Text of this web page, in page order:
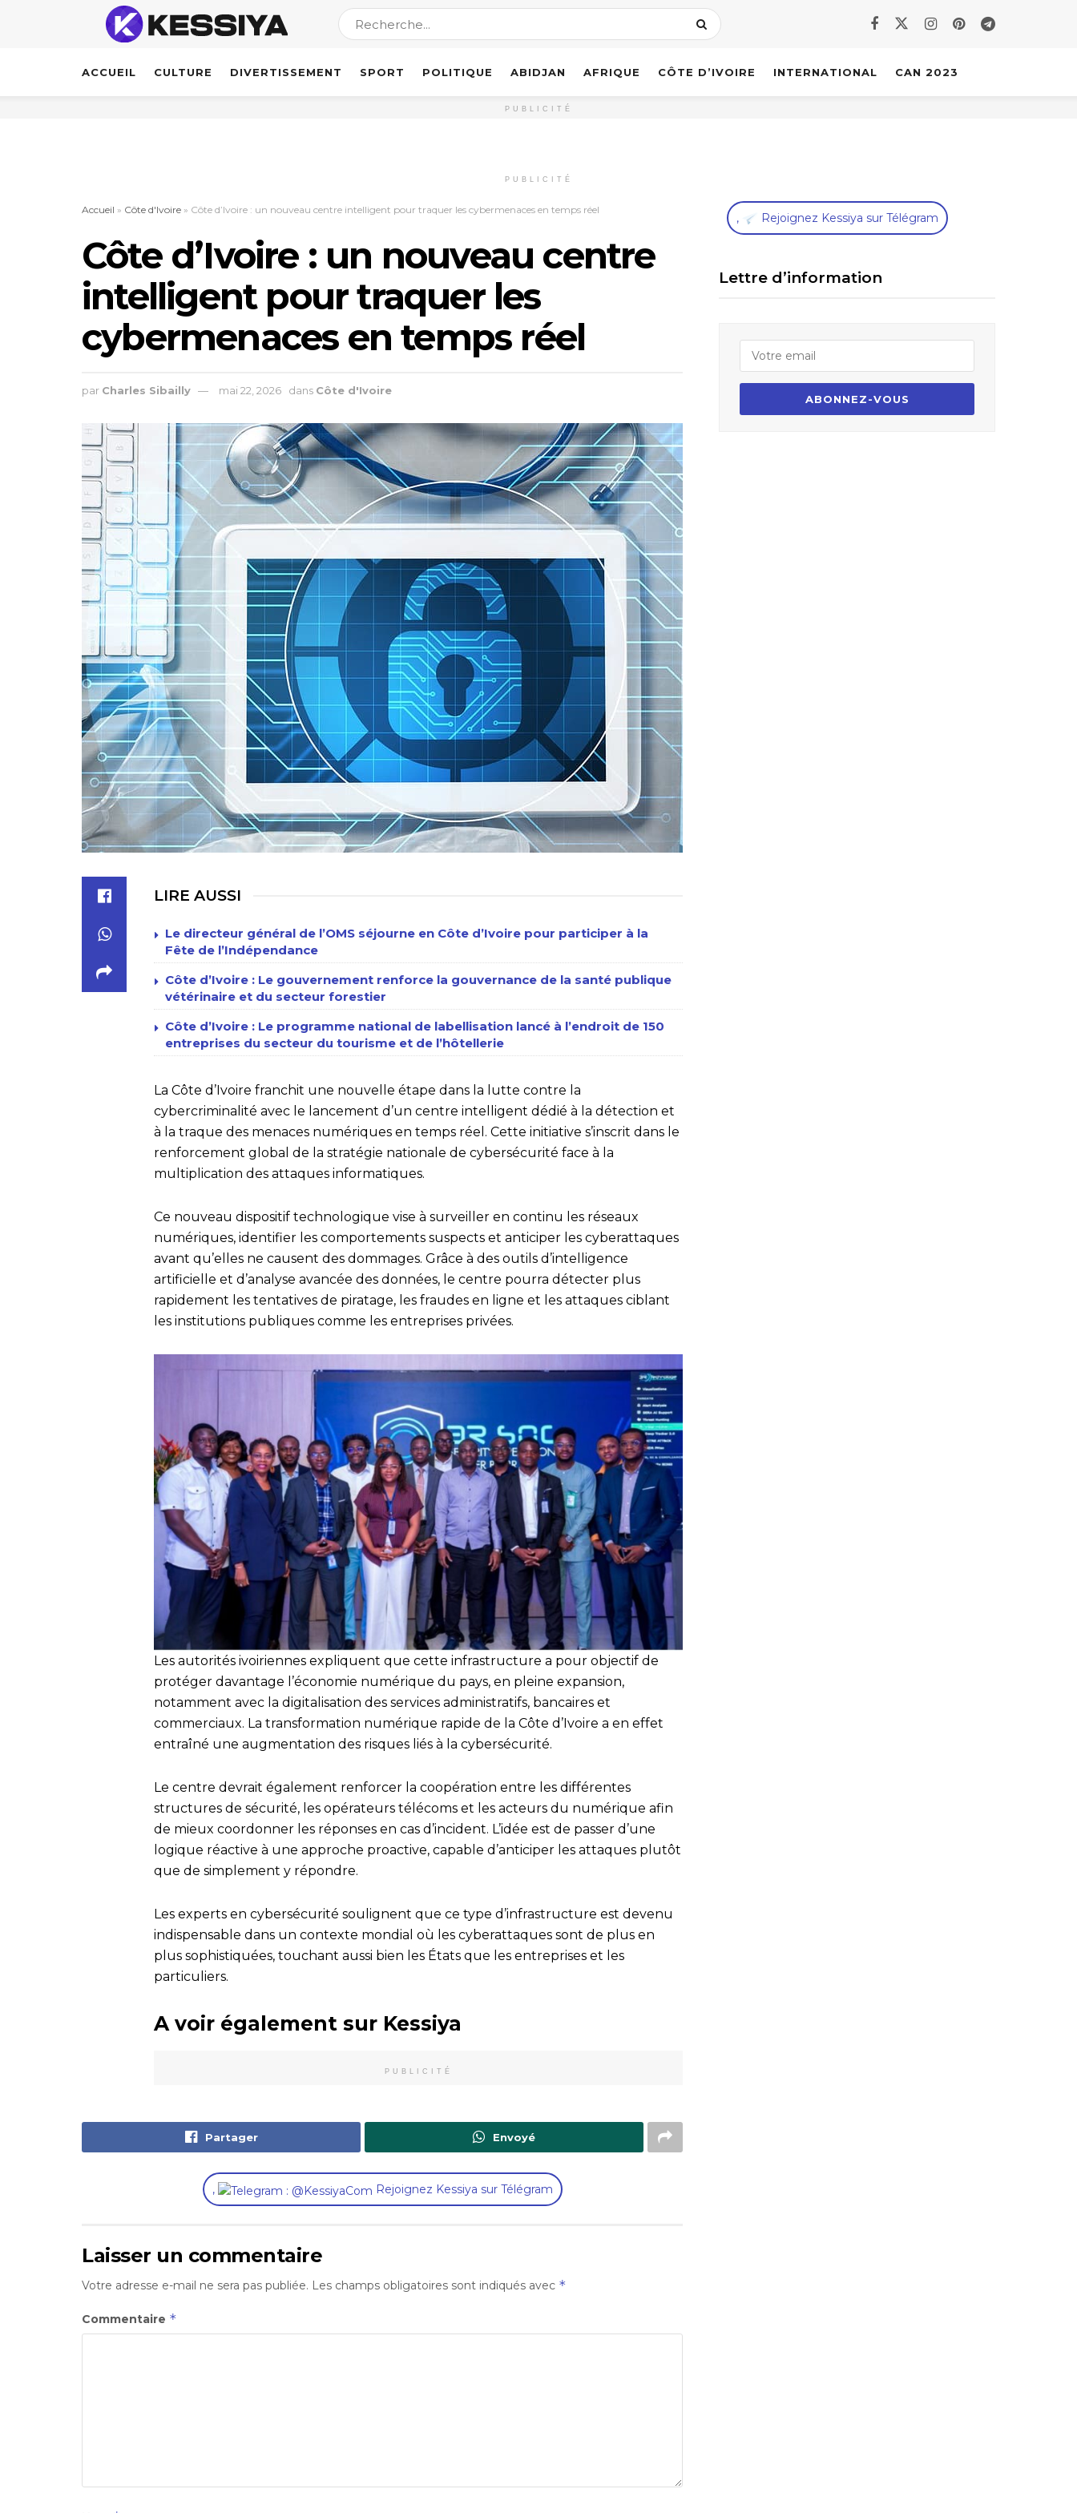
ACCUEIL CULTURE DIVERTISSEMENT SPORT POLITIQUE ABIDJAN AFRIQUE CÔTE D’IVOIRE INTERNATIONAL CAN 2023
PUBLICITÉ
PUBLICITÉ
Accueil » Côte d'Ivoire » Côte d’Ivoire : un nouveau centre intelligent pour traquer les cybermenaces en temps réel
Côte d’Ivoire : un nouveau centre
intelligent pour traquer les
cybermenaces en temps réel
par Charles Sibailly mai 22, 2026 dans Côte d'Ivoire
LIRE AUSSI
Le directeur général de l’OMS séjourne en Côte d’Ivoire pour participer à la
Fête de l’Indépendance
Côte d’Ivoire : Le gouvernement renforce la gouvernance de la santé publique
vétérinaire et du secteur forestier
Côte d’Ivoire : Le programme national de labellisation lancé à l’endroit de 150
entreprises du secteur du tourisme et de l’hôtellerie
La Côte d’Ivoire franchit une nouvelle étape dans la lutte contre la
cybercriminalité avec le lancement d’un centre intelligent dédié à la détection et
à la traque des menaces numériques en temps réel. Cette initiative s’inscrit dans le
renforcement global de la stratégie nationale de cybersécurité face à la
multiplication des attaques informatiques.
Ce nouveau dispositif technologique vise à surveiller en continu les réseaux
numériques, identifier les comportements suspects et anticiper les cyberattaques
avant qu’elles ne causent des dommages. Grâce à des outils d’intelligence
artificielle et d’analyse avancée des données, le centre pourra détecter plus
rapidement les tentatives de piratage, les fraudes en ligne et les attaques ciblant
les institutions publiques comme les entreprises privées.
Les autorités ivoiriennes expliquent que cette infrastructure a pour objectif de
protéger davantage l’économie numérique du pays, en pleine expansion,
notamment avec la digitalisation des services administratifs, bancaires et
commerciaux. La transformation numérique rapide de la Côte d’Ivoire a en effet
entraîné une augmentation des risques liés à la cybersécurité.
Le centre devrait également renforcer la coopération entre les différentes
structures de sécurité, les opérateurs télécoms et les acteurs du numérique afin
de mieux coordonner les réponses en cas d’incident. L’idée est de passer d’une
logique réactive à une approche proactive, capable d’anticiper les attaques plutôt
que de simplement y répondre.
Les experts en cybersécurité soulignent que ce type d’infrastructure est devenu
indispensable dans un contexte mondial où les cyberattaques sont de plus en
plus sophistiquées, touchant aussi bien les États que les entreprises et les
particuliers.
A voir également sur Kessiya
PUBLICITÉ
Partager Envoyé
, Rejoignez Kessiya sur Télégram
Laisser un commentaire
Votre adresse e-mail ne sera pas publiée. Les champs obligatoires sont indiqués avec *
Commentaire *
, Rejoignez Kessiya sur Télégram
Lettre d’information